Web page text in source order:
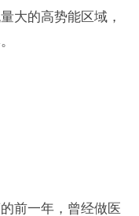
大的高势能区域，
前一年，曾经做医